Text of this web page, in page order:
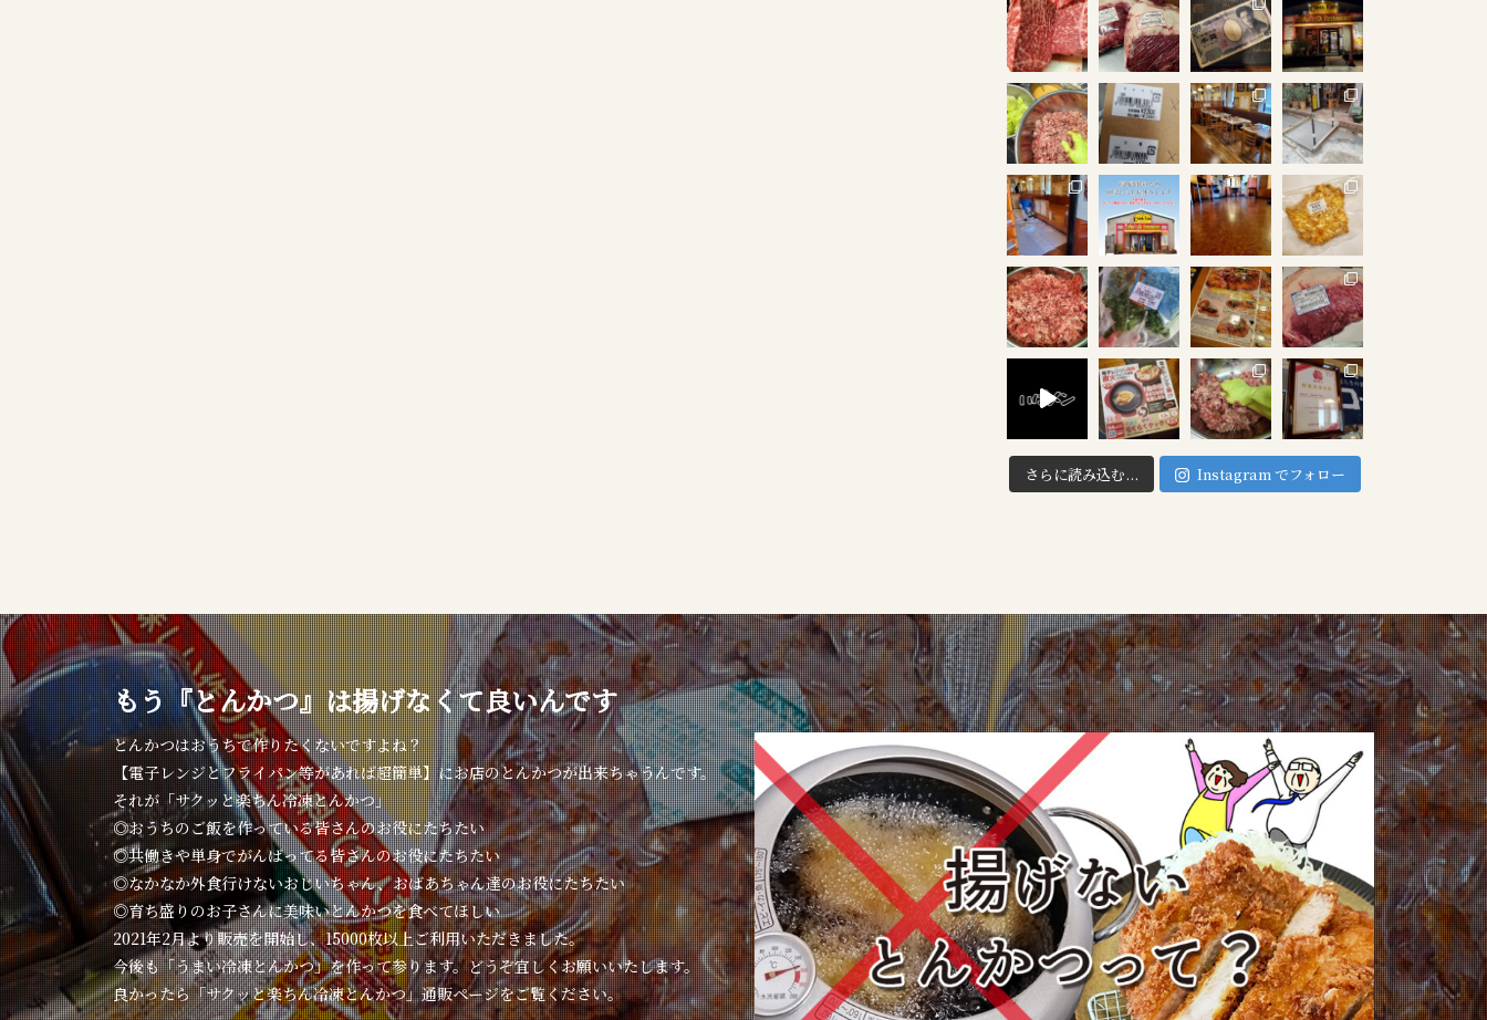
さらに読み込む... Instagram でフォロー
もう『とんかつ』は揚げなくて良いんです
とんかつはおうちで作りたくないですよね？
【電子レンジとフライパン等があれば超簡単】にお店のとんかつが出来ちゃうんです。
それが「サクッと楽ちん冷凍とんかつ」
◎おうちのご飯を作っている皆さんのお役にたちたい
◎共働きや単身でがんばってる皆さんのお役にたちたい
◎なかなか外食行けないおじいちゃん、おばあちゃん達のお役にたちたい
◎育ち盛りのお子さんに美味いとんかつを食べてほしい
2021年2月より販売を開始し、15000枚以上ご利用いただきました。
今後も「うまい冷凍とんかつ」を作って参ります。どうぞ宜しくお願いいたします。
良かったら「サクッと楽ちん冷凍とんかつ」通販ページをご覧ください。